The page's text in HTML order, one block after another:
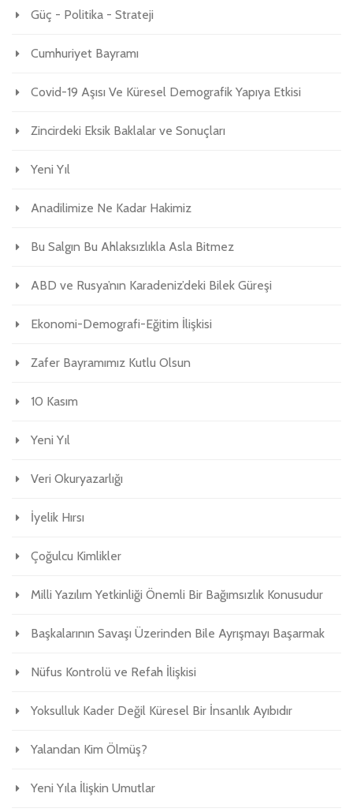
Güç - Politika - Strateji
Cumhuriyet Bayramı
Covid-19 Aşısı Ve Küresel Demografik Yapıya Etkisi
Zincirdeki Eksik Baklalar ve Sonuçları
Yeni Yıl
Anadilimize Ne Kadar Hakimiz
Bu Salgın Bu Ahlaksızlıkla Asla Bitmez
ABD ve Rusya’nın Karadeniz’deki Bilek Güreşi
Ekonomi-Demografi-Eğitim İlişkisi
Zafer Bayramımız Kutlu Olsun
10 Kasım
Yeni Yıl
Veri Okuryazarlığı
İyelik Hırsı
Çoğulcu Kimlikler
Milli Yazılım Yetkinliği Önemli Bir Bağımsızlık Konusudur
Başkalarının Savaşı Üzerinden Bile Ayrışmayı Başarmak
Nüfus Kontrolü ve Refah İlişkisi
Yoksulluk Kader Değil Küresel Bir İnsanlık Ayıbıdır
Yalandan Kim Ölmüş?
Yeni Yıla İlişkin Umutlar